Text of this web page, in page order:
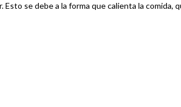
se debe a la forma que calienta la comida,